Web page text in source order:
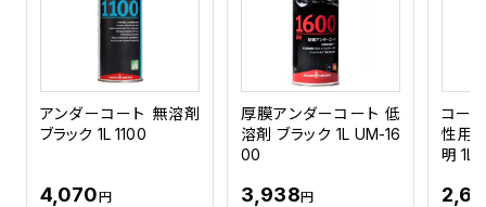
アンダーコート 無溶剤
ブラック 1L 1100
4,070円
厚膜アンダーコート 低
溶剤 ブラック 1L UM-16
00
3,938円
コー
性用
明 1L